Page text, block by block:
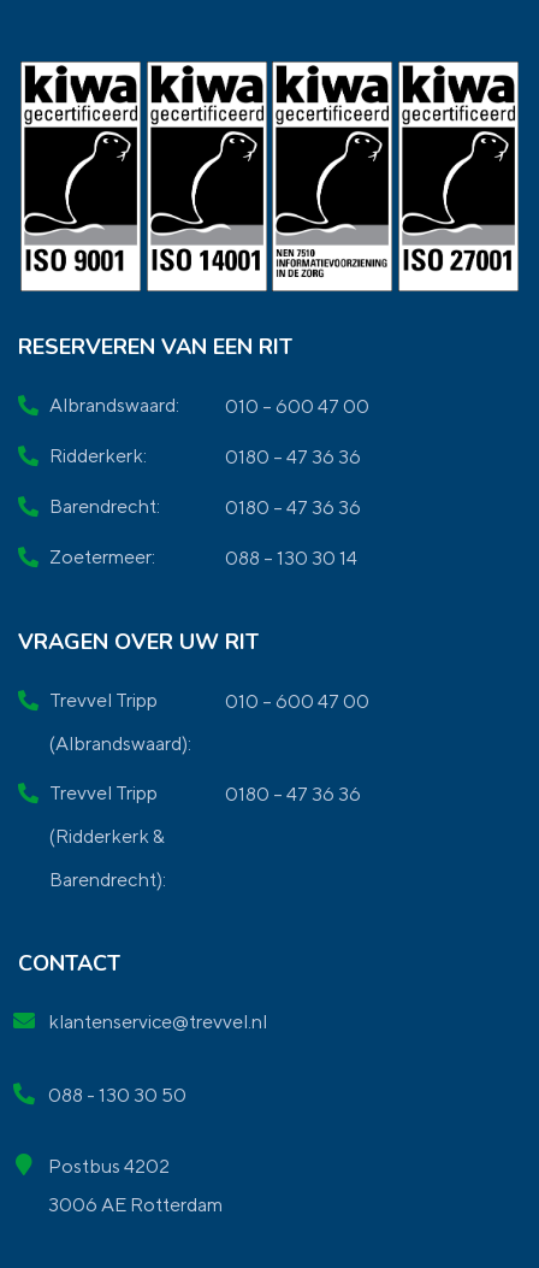
RESERVEREN VAN EEN RIT
Albrandswaard: 010 – 600 47 00
Ridderkerk: 0180 – 47 36 36
Barendrecht: 0180 – 47 36 36
Zoetermeer: 088 – 130 30 14
VRAGEN OVER UW RIT
Trevvel Tripp
(Albrandswaard):
010 – 600 47 00
Trevvel Tripp
(Ridderkerk &
Barendrecht):
0180 – 47 36 36
CONTACT
klantenservice@trevvel.nl
088 - 130 30 50
Postbus 4202
3006 AE Rotterdam